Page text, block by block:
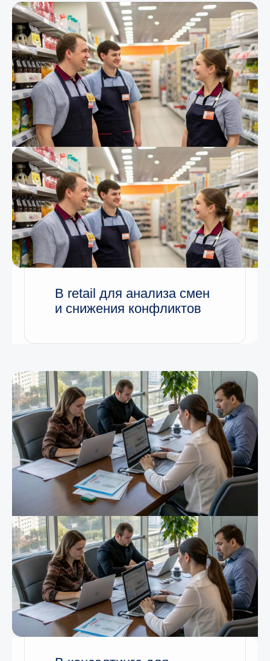
В retail для анализа смен
и снижения конфликтов